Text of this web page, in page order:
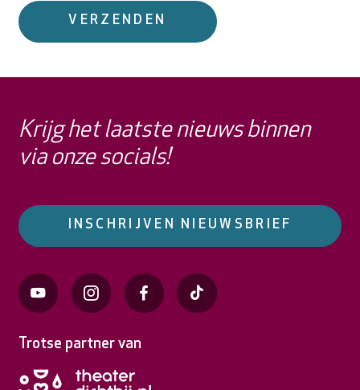
Krijg het laatste nieuws binnen
via onze socials!
INSCHRIJVEN NIEUWSBRIEF
Trotse partner van